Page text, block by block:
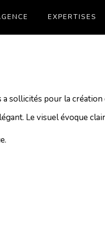
EXPERTISES
a sollicités pour la
Le visuel évoque